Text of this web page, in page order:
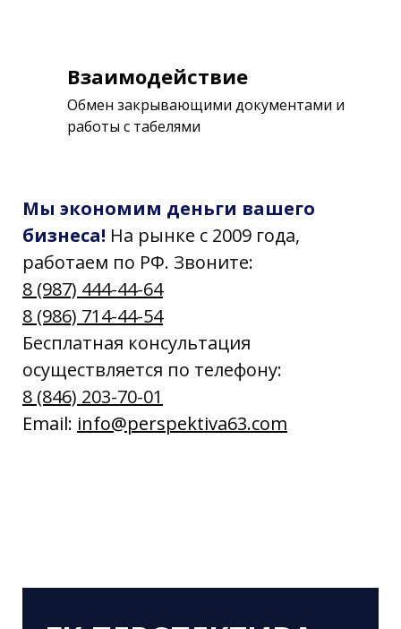
Взаимодействие
Обмен закрывающими документами и
работы с табелями
Мы экономим деньги вашего
бизнеса! На рынке с 2009 года,
работаем по РФ. Звоните:
8 (987) 444-44-64
8 (986) 714-44-54
Бесплатная консультация
осуществляется по телефону:
8 (846) 203-70-01
Email: info@perspektiva63.com